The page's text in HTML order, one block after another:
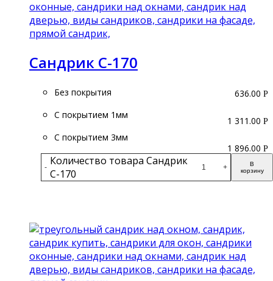
Сандрик С-170
Без покрытия
С покрытием 1мм
С покрытием 3мм
- Количество товара Сандрик
С-170
+
В
корзину
636.00 Р
1 311.00 Р
1 896.00 Р